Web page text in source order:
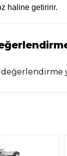
haline getiririr.